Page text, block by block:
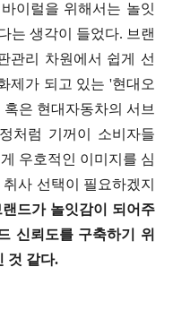
이럴을 위해서는 놀잇
는 생각이 들었다. 브랜
관리 차원에서 쉽게 선
제가 되고 있는 '현대오
은 현대자동차의 서브
처럼 기꺼이 소비자들
우호적인 이미지를 심
사 선택이 필요하겠지
드가 놀잇감이 되어주
신뢰도를 구축하기 위
것 같다.